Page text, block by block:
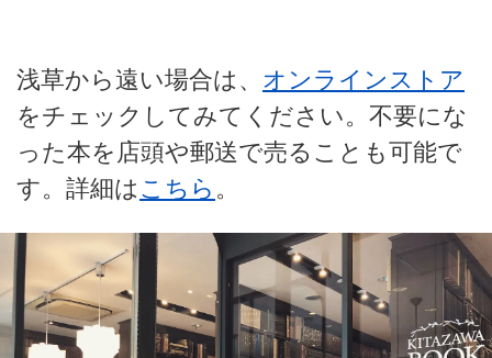
浅草から遠い場合は、 オンラインストア
をチェックしてみてください。不要にな
った本を店頭や郵送で売ることも可能で
す。詳細はこちら。